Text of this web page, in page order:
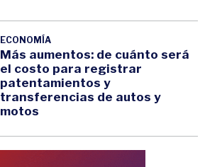
ECONOMÍA
Más aumentos: de cuánto será
el costo para registrar
patentamientos y
transferencias de autos y
motos